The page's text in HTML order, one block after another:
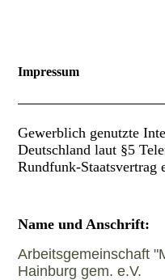
Impressum
Gewerblich genutzte
Deutschland laut §5
Rundfunk-Staatsvertrag
Name und Anschrift:
Arbeitsgemeinschaft
Hainburg gem. e.V.